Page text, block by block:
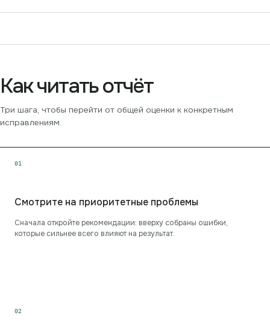
Как читать отчёт
Три шага, чтобы перейти от общей оценки к конкретным
исправлениям.
01
Смотрите на приоритетные проблемы
Сначала откройте рекомендации: вверху собраны ошибки,
которые сильнее всего влияют на результат.
02